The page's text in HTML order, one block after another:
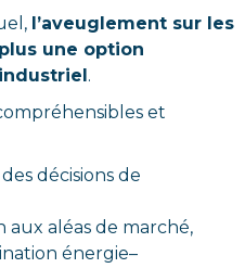
l’aveuglement sur les
une option
.
et
décisions de
aux aléas de marché,
énergie–